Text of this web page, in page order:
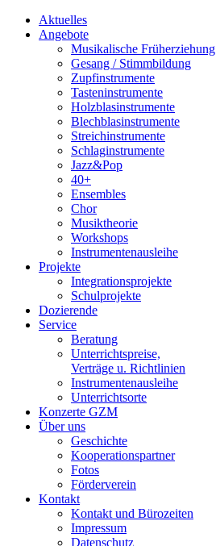
Aktuelles
Angebote
Musikalische Früherziehung
Gesang / Stimmbildung
Zupfinstrumente
Tasteninstrumente
Holzblasinstrumente
Blechblasinstrumente
Streichinstrumente
Schlaginstrumente
Jazz&Pop
40+
Ensembles
Chor
Musiktheorie
Workshops
Instrumentenausleihe
Projekte
Integrationsprojekte
Schulprojekte
Dozierende
Service
Beratung
Unterrichtspreise,
Verträge u. Richtlinien
Instrumentenausleihe
Unterrichtsorte
Konzerte GZM
Über uns
Geschichte
Kooperationspartner
Fotos
Förderverein
Kontakt
Kontakt und Bürozeiten
Impressum
Datenschutz